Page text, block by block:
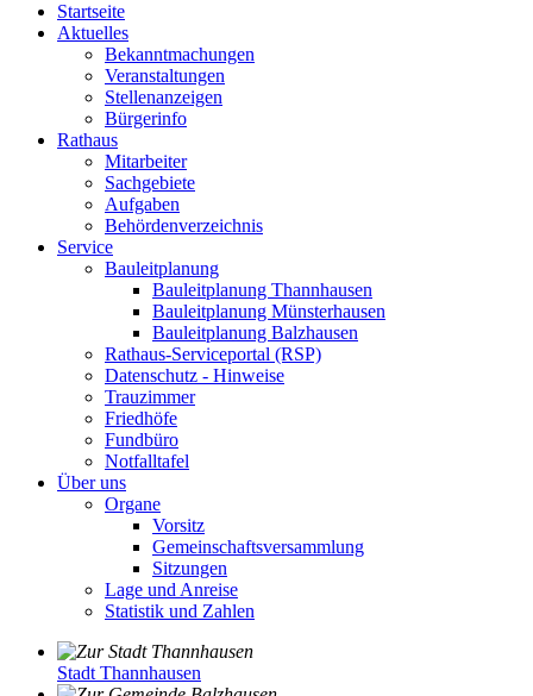
Startseite
Aktuelles
Bekanntmachungen
Veranstaltungen
Stellenanzeigen
Bürgerinfo
Rathaus
Mitarbeiter
Sachgebiete
Aufgaben
Behördenverzeichnis
Service
Bauleitplanung
Bauleitplanung Thannhausen
Bauleitplanung Münsterhausen
Bauleitplanung Balzhausen
Rathaus-Serviceportal (RSP)
Datenschutz - Hinweise
Trauzimmer
Friedhöfe
Fundbüro
Notfalltafel
Über uns
Organe
Vorsitz
Gemeinschaftsversammlung
Sitzungen
Lage und Anreise
Statistik und Zahlen
Stadt Thannhausen